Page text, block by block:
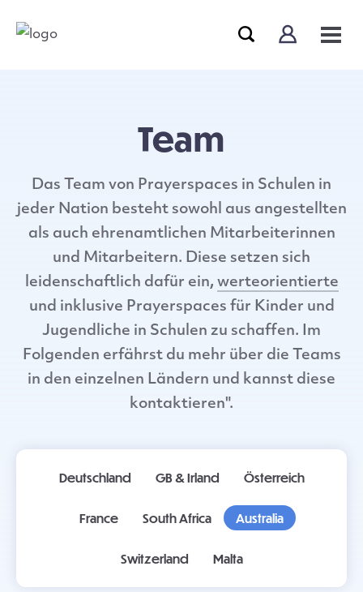
Team
Das Team von Prayerspaces in Schulen in
jeder Nation besteht sowohl aus angestellten
als auch ehrenamtlichen Mitarbeiterinnen
und Mitarbeitern. Diese setzen sich
leidenschaftlich dafür ein, werteorientierte
und inklusive Prayerspaces für Kinder und
Jugendliche in Schulen zu schaffen. Im
Folgenden erfährst du mehr über die Teams
in den einzelnen Ländern und kannst diese
kontaktieren".
Deutschland GB & Irland Österreich
France South Africa Australia
Switzerland Malta